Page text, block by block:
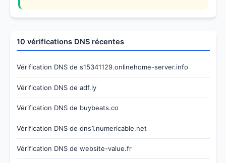
10 vérifications DNS récentes
Vérification DNS de s15341129.onlinehome-server.info
Vérification DNS de adf.ly
Vérification DNS de buybeats.co
Vérification DNS de dns1.numericable.net
Vérification DNS de website-value.fr